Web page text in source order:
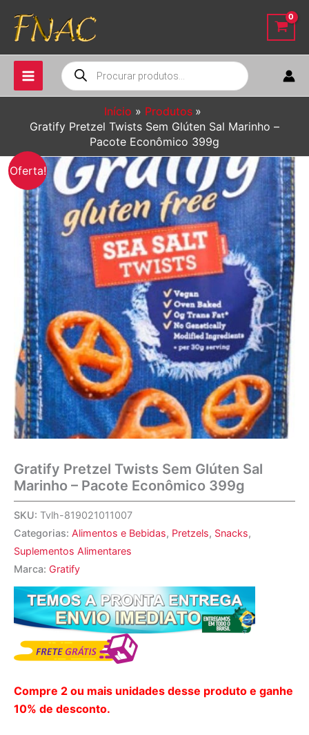
para
conteúdo
Pesquisar
produtos
Início
Produtos
Gratify Pretzel Twists Sem Glúten Sal Marinho –
Pacote Econômico 399g
Oferta!
Gratify Pretzel Twists Sem Glúten Sal
Marinho – Pacote Econômico 399g
SKU: Tvlh-819021011007
Categorias: Alimentos e Bebidas, Pretzels, Snacks,
Suplementos Alimentares
Marca: Gratify
Compre 2 ou mais unidades desse produto e ganhe
10% de desconto.